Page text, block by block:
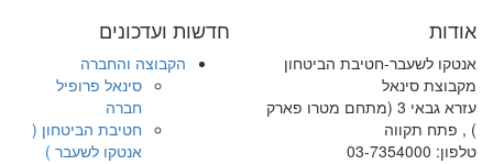
חדשות ועדכונים
הקבוצה והחברה
סינאל פרופיל
חברה
חטיבת הביטחון (
אנטקו לשעבר )
אודות
אנטקו לשעבר-חטיבת הביטחון
מקבוצת סינאל
עזרא גבאי 3 (מתחם מטרו פארק
) , פתח תקווה
טלפון: 03-7354000